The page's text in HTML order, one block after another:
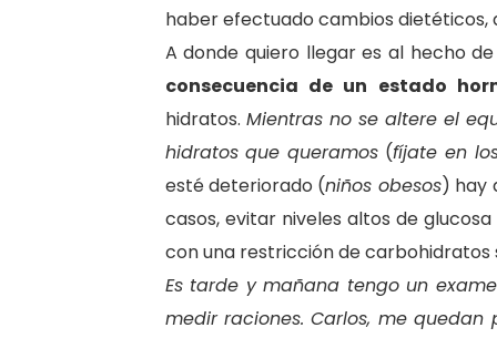
haber efectuado cambios
A donde quiero llegar es al hecho
consecuencia de un estado
hidratos. Mientras no se altere el
hidratos que queramos (fíjate en
esté deteriorado (niños obesos) hay
casos, evitar niveles altos de
con una restricción de carbohidratos
Es tarde y mañana tengo un
medir raciones. Carlos, me quedan